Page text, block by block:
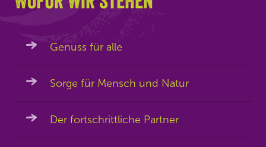
Genuss für alle
Sorge für Mensch und Natur
Der fortschrittliche Partner